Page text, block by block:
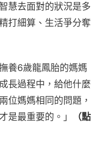
慧去面對的狀況是多
打細算、生活爭分奪
養6歲龍鳳胎的媽媽
長過程中，給他什麼
位媽媽相同的問題，
是最重要的。」
（點